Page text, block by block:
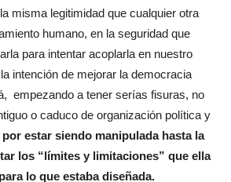
misma legitimidad que cualquier otra
humano, en la seguridad que
para intentar acoplarla en nuestro
intención de mejorar la democracia
empezando a tener serías fisuras, no
o caduco de organización política y
por estar siendo manipulada hasta la
los “límites y limitaciones” que ella
lo que estaba diseñada.